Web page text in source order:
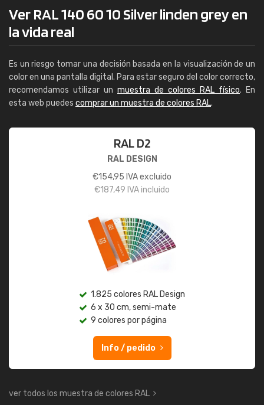
Ver RAL 140 60 10 Silver linden grey en
la vida real
Es un riesgo tomar una decisión basada en la visualización de un
color en una pantalla digital. Para estar seguro del color correcto,
recomendamos utilizar un muestra de colores RAL físico. En
esta web puedes comprar un muestra de colores RAL.
RAL D2
RAL DESIGN
€154,95 IVA excluido
€187,49 IVA incluido
1.825 colores RAL Design
6 x 30 cm, semi-mate
9 colores por página
Info / pedido
ver todos los muestra de colores RAL